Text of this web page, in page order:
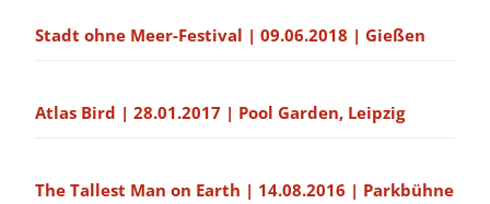
Stadt ohne Meer-Festival | 09.06.2018 | Gießen
Atlas Bird | 28.01.2017 | Pool Garden, Leipzig
The Tallest Man on Earth | 14.08.2016 | Parkbühne